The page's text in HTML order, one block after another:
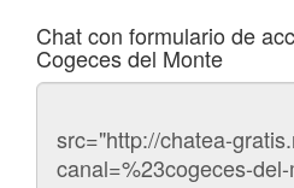
Chat con formulario de
Cogeces del Monte
Código
chat